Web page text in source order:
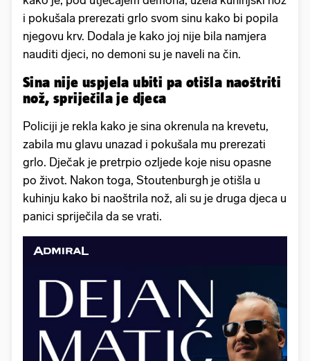
i pokušala prerezati grlo svom sinu kako bi popila
njegovu krv. Dodala je kako joj nije bila namjera
nauditi djeci, no demoni su je naveli na čin.
Sina nije uspjela ubiti pa otišla naoštriti
nož, spriječila je djeca
Policiji je rekla kako je sina okrenula na krevetu,
zabila mu glavu unazad i pokušala mu prerezati
grlo. Dječak je pretrpio ozljede koje nisu opasne
po život. Nakon toga, Stoutenburgh je otišla u
kuhinju kako bi naoštrila nož, ali su je druga djeca u
panici spriječila da se vrati.